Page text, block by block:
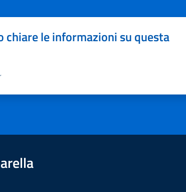
chiare le informazioni su questa